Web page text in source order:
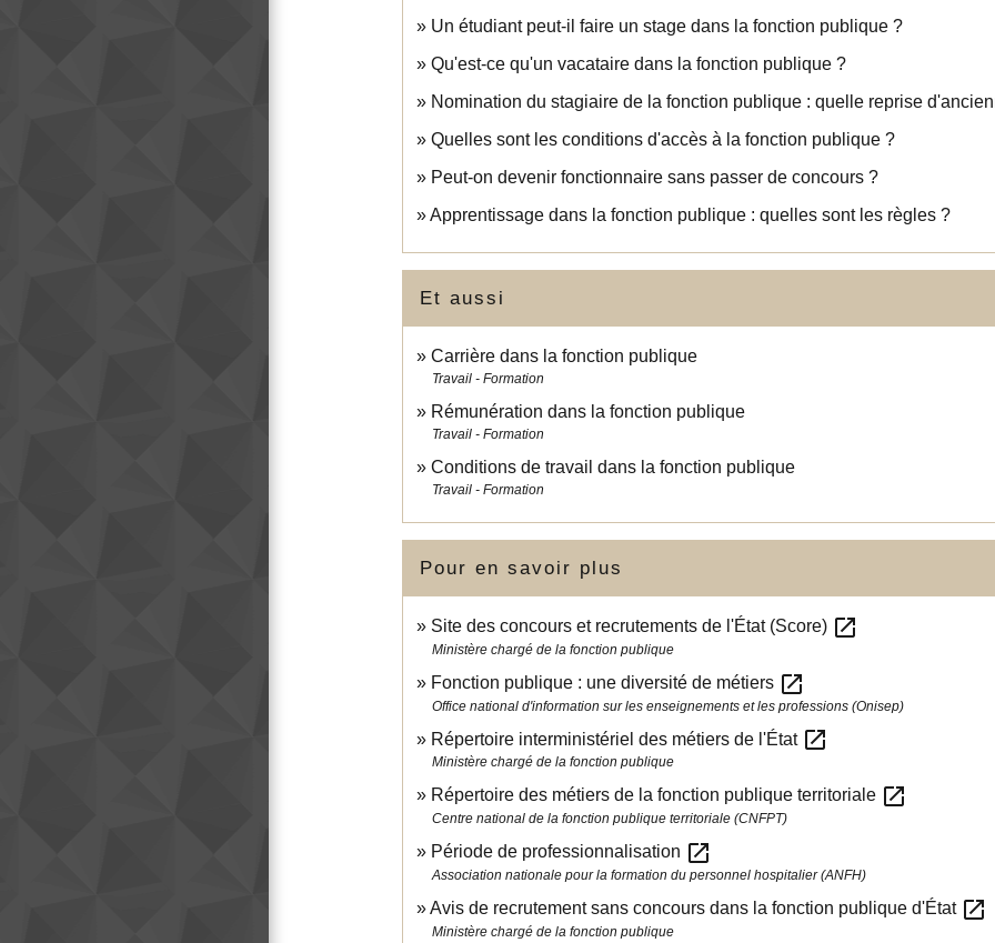
Un étudiant peut-il faire un stage dans la fonction publique ?
Qu'est-ce qu'un vacataire dans la fonction publique ?
Nomination du stagiaire de la fonction publique : quelle reprise
Quelles sont les conditions d'accès à la fonction publique ?
Peut-on devenir fonctionnaire sans passer de concours ?
Apprentissage dans la fonction publique : quelles sont les règles ?
Et aussi
Carrière dans la fonction publique
Travail - Formation
Rémunération dans la fonction publique
Travail - Formation
Conditions de travail dans la fonction publique
Travail - Formation
Pour en savoir plus
Site des concours et recrutements de l'État (Score) open_in_new
Ministère chargé de la fonction publique
Fonction publique : une diversité de métiers open_in_new
Office national d'information sur les enseignements et les professions (Onisep)
Répertoire interministériel des métiers de l'État open_in_new
Ministère chargé de la fonction publique
Répertoire des métiers de la fonction publique territoriale open_in_new
Centre national de la fonction publique territoriale (CNFPT)
Période de professionnalisation open_in_new
Association nationale pour la formation du personnel hospitalier (ANFH)
Avis de recrutement sans concours dans la fonction publique d'État open_in_new
Ministère chargé de la fonction publique